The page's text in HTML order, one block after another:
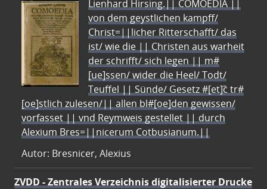
Lienhard Hirsing.|| COMOEDIA ||
von dem geystlichen kampff/
Christ=||licher Ritterschafft/ das
ist/ wie die || Christen aus warheit
der schrifft/ sich legen || m#
[ue]ssen/ wider die Heel/ Todt/
Teuffel || Sünde/ Gesetz #[et]c̃ tr#
[oe]stlich zulesen/|| allen bl#[oe]den gewissen/
vorfasset || vnd Reymweis gestellet || durch
Alexium Bres=||nicerum Cotbusianum.||
Autor: Bresnicer, Alexius
ZVDD - Zentrales Verzeichnis digitalisierter Drucke